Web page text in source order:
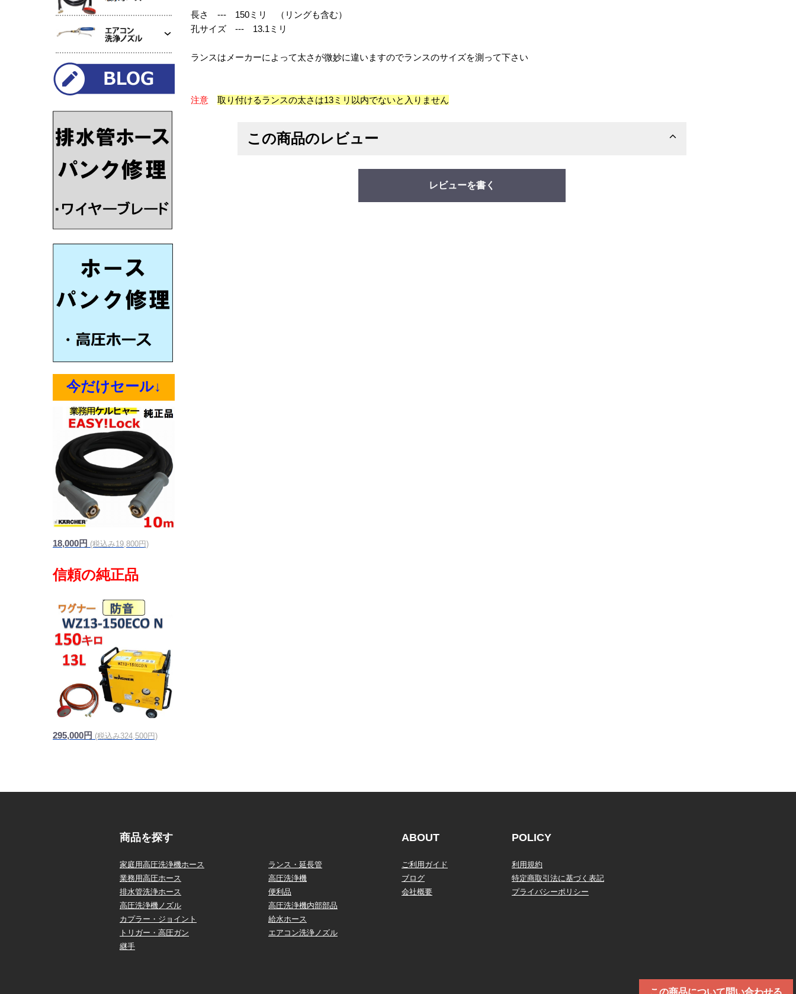
長さ --- 150ミリ （リングも含む）
孔サイズ --- 13.1ミリ
ランスはメーカーによって太さが微妙に違いますのでランスのサイズを測って下さい
注意 取り付けるランスの太さは13ミリ以内でないと入りません
この商品のレビュー
レビューを書く
この商品について問い合わせる
今だけセール↓
18,000円 (税込み19,800円)
295,000円 (税込み324,500円)
商品を探す
家庭用高圧洗浄機ホース
業務用高圧ホース
排水管洗浄ホース
高圧洗浄機ノズル
カプラー・ジョイント
トリガー・高圧ガン
継手
ランス・延長管
高圧洗浄機
便利品
高圧洗浄機内部部品
給水ホース
エアコン洗浄ノズル
ABOUT
ご利用ガイド
ブログ
会社概要
POLICY
利用規約
特定商取引法に基づく表記
プライバシーポリシー